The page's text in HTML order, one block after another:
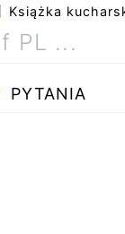
Książka
PYTANIA